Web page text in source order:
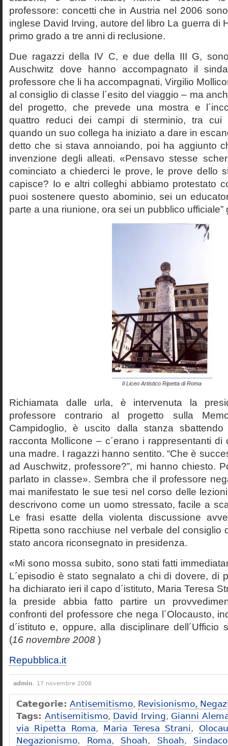
professore: concetti che in Austria nel 2006
inglese David Irving, autore del libro La guerra di
primo grado a tre anni di reclusione.
Due ragazzi della IV C, e due della III G,
Auschwitz dove hanno accompagnato il
professore che li ha accompagnati, Virgilio
al consiglio di classe l´esito del viaggio – ma
del progetto, che prevede una mostra e
quattro reduci dei campi di sterminio, tra cui
quando un suo collega ha iniziato a dare in
detto che si stava annoiando, poi ha aggiunto
invenzione degli alleati. «Pensavo stesse
cominciato a chiederci le prove, le prove dello
capisce? Io e altri colleghi abbiamo protestato
puoi sostenere questo abominio, sei un
parte a una riunione, ora sei un pubblico ufficiale”
Il Liceo Artistico Ripetta di Roma
Richiamata dalle urla, è intervenuta la
professore contrario al progetto sulla
Campidoglio, è uscito dalla stanza
racconta Mollicone – c´erano i rappresentanti
una madre. I ragazzi hanno sentito. “Che è
ad Auschwitz, professore?”, mi hanno chiesto.
parlato in classe». Sembra che il professore
mai manifestato le sue tesi nel corso delle
descrivono come un uomo stressato, facile a
Le frasi esatte della violenta discussione
Ripetta sono racchiuse nel verbale del consiglio
stato ancora riconsegnato in presidenza.
«Mi sono mossa subito, sono stati fatti
L´episodio è stato segnalato a chi di dovere, di
ha dichiarato ieri il capo d´istituto, Maria Teresa
la preside abbia fatto partire un
confronti del professore che nega l´Olocausto,
d´istituto e, oppure, alla disciplinare dell´Ufficio
(16 novembre 2008 )
Repubblica.it
admin, 17 novembre 2008
Categorie: Antisemitismo, Revisionismo,
Tags: Antisemitismo, David Irving, Gianni
via Ripetta Roma, Maria Teresa Strani,
Negazionismo, Roma, Shoah, Shoah,